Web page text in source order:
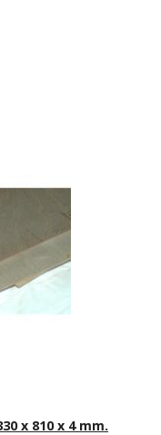
x 810 x 4 mm.